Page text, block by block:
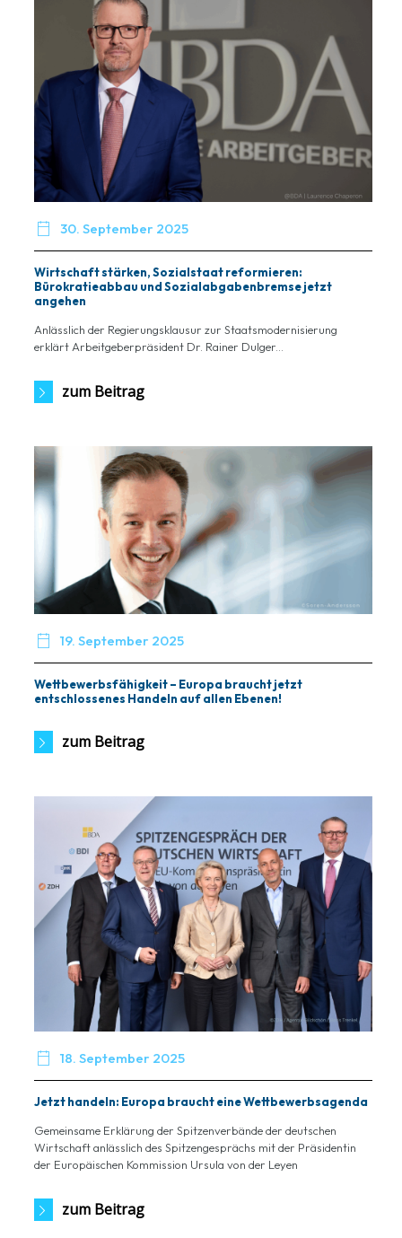
 30. September 2025
Wirtschaft stärken, Sozialstaat reformieren:
Bürokratieabbau und Sozialabgabenbremse jetzt
angehen
Anlässlich der Regierungsklausur zur Staatsmodernisierung
erklärt Arbeitgeberpräsident Dr. Rainer Dulger...
zum Beitrag
 19. September 2025
Wettbewerbsfähigkeit – Europa braucht jetzt
entschlossenes Handeln auf allen Ebenen!
zum Beitrag
 18. September 2025
Jetzt handeln: Europa braucht eine Wettbewerbsagenda
Gemeinsame Erklärung der Spitzenverbände der deutschen
Wirtschaft anlässlich des Spitzengesprächs mit der Präsidentin
der Europäischen Kommission Ursula von der Leyen
zum Beitrag